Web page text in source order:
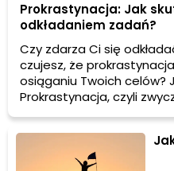
Prokrastynacja: Jak
odkładaniem zadań?
Czy zdarza Ci się
czujesz, że
osiąganiu Twoich celów?
Prokrastynacja, czyli
później, może być
oraz nieefektywności. W
skutecznie walczyć z
produktywność.